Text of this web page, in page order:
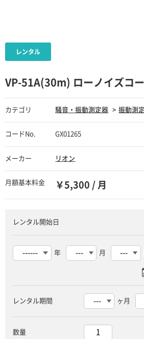
VP-51A(30m) ローノイズコ
カテゴリ 騒音・振動測定器 振動測
コードNo. GX01265
メーカー リオン
月額基本料金 ￥5,300 / 月
レンタル開始日
年 月
レンタル期間 ヶ月
数量